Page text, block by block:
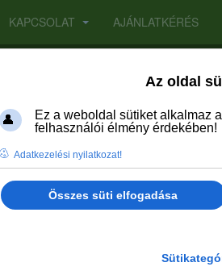
KAPCSOLAT AJÁNLATKÉRÉS